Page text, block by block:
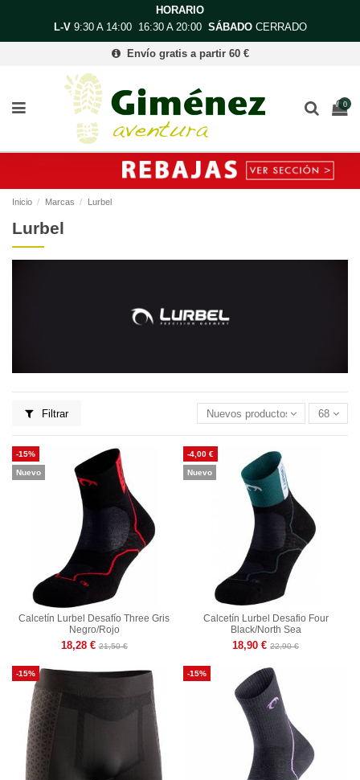
HORARIO
L-V9:30 A 14:00 16:30 A 20:00 SÁBADOCERRADO
Envío gratis a partir 60 €
0
Inicio Marcas Lurbel
Lurbel
Filtrar Nuevos productos primero
68
-15%
Nuevo
Calcetín Lurbel Desafío Three Gris
Negro/Rojo
18,28 € 21,50 €
-4,00 €
Nuevo
Calcetín Lurbel Desafio Four
Black/North Sea
18,90 € 22,90 €
-15% -15%